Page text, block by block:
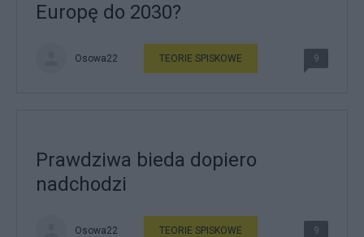
Europę do 2030?
Osowa22 TEORIE SPISKOWE 9
Prawdziwa bieda dopiero
nadchodzi
Osowa22 TEORIE SPISKOWE 9